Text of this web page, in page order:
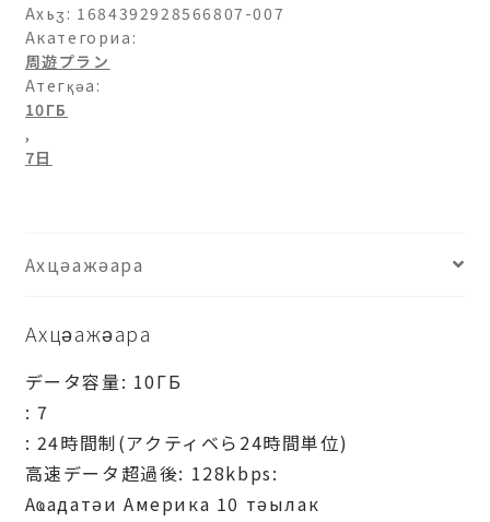
Ахьӡ: 1684392928566807-007
Акатегориа:
周遊プラン
Атегқәа:
10ГБ
,
7日
Ахцәажәара
Ахцәажәара
データ容量: 10ГБ
: 7
: 24時間制(アクティベら24時間単位)
高速データ超過後: 128kbps:
Аҩадатәи Америка 10 тәылак